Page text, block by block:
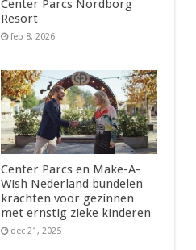
Center Parcs Nordborg
Resort
feb 8, 2026
Center Parcs en Make-A-
Wish Nederland bundelen
krachten voor gezinnen
met ernstig zieke kinderen
dec 21, 2025